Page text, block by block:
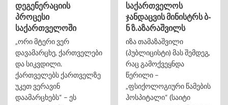
დეგენერაციის
პროცესი
საქართველოში
„ორი მტერი ვერ
დავამარცხე, ქართველები
და სიკვდილი.
ქართველებს ქართველზე
უკეთ ვერავინ
დაამარცხებს“ – ეს
საქართველოს
ჯანდაცვის მინისტრს ბ-
ნ ზ.აზარაშვილს
იზა თამაზაშვილი
(პუბლიცისტი) მას შემდეგ,
რაც გამოქვეყნდა
წერილი –
„ფსიქოლოგიური წამების
ჰოსპიტალი“ (საიტი